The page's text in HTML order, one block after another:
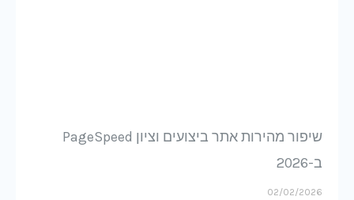
שיפור מהירות אתר ביצועים וציון PageSpeed
02/02/2026